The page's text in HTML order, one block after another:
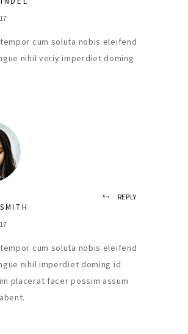
cum soluta nobis eleifend
nihil veriy imperdiet doming
REPLY
cum soluta nobis eleifend
nihil imperdiet doming id
placerat facer possim assum